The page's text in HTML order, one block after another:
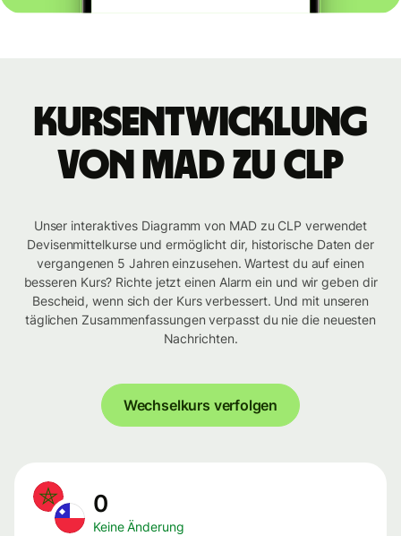
Kursentwicklung
von MAD zu CLP
Unser interaktives Diagramm von MAD zu CLP verwendet
Devisenmittelkurse und ermöglicht dir, historische Daten der
vergangenen 5 Jahren einzusehen. Wartest du auf einen
besseren Kurs? Richte jetzt einen Alarm ein und wir geben dir
Bescheid, wenn sich der Kurs verbessert. Und mit unseren
täglichen Zusammenfassungen verpasst du nie die neuesten
Nachrichten.
Wechselkurs verfolgen
0
Keine Änderung